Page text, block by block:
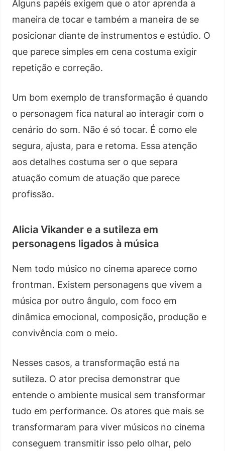
Alguns papéis exigem que o ator aprenda a
maneira de tocar e também a maneira de se
posicionar diante de instrumentos e estúdio. O
que parece simples em cena costuma exigir
repetição e correção.
Um bom exemplo de transformação é quando
o personagem fica natural ao interagir com o
cenário do som. Não é só tocar. É como ele
segura, ajusta, para e retoma. Essa atenção
aos detalhes costuma ser o que separa
atuação comum de atuação que parece
profissão.
Alicia Vikander e a sutileza em
personagens ligados à música
Nem todo músico no cinema aparece como
frontman. Existem personagens que vivem a
música por outro ângulo, com foco em
dinâmica emocional, composição, produção e
convivência com o meio.
Nesses casos, a transformação está na
sutileza. O ator precisa demonstrar que
entende o ambiente musical sem transformar
tudo em performance. Os atores que mais se
transformaram para viver músicos no cinema
conseguem transmitir isso pelo olhar, pelo